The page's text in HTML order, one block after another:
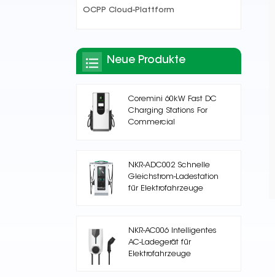
OCPP Cloud-Plattform
Neue Produkte
Coremini 60kW Fast DC
Charging Stations For
Commercial
NKR-ADC002 Schnelle
Gleichstrom-Ladestation
für Elektrofahrzeuge
NKR-AC006 Intelligentes
AC-Ladegerät für
Elektrofahrzeuge